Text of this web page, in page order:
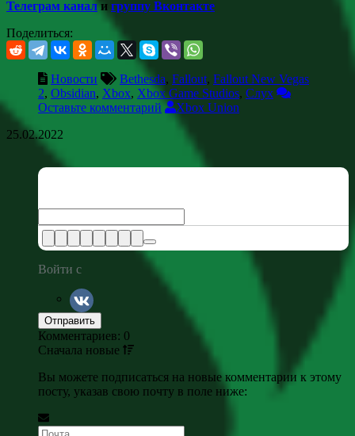
Телеграм канали группу Вконтакте
Поделиться:
Новости Bethesda, Fallout, Fallout New Vegas
2, Obsidian, Xbox, Xbox Game Studios, Слух
Оставьте комментарий
Xbox Union
25.02.2022
Войти с
Комментариев: 0
Сначала новые
Вы можете подписаться на новые комментарии к этому
посту, указав свою почту в поле ниже: